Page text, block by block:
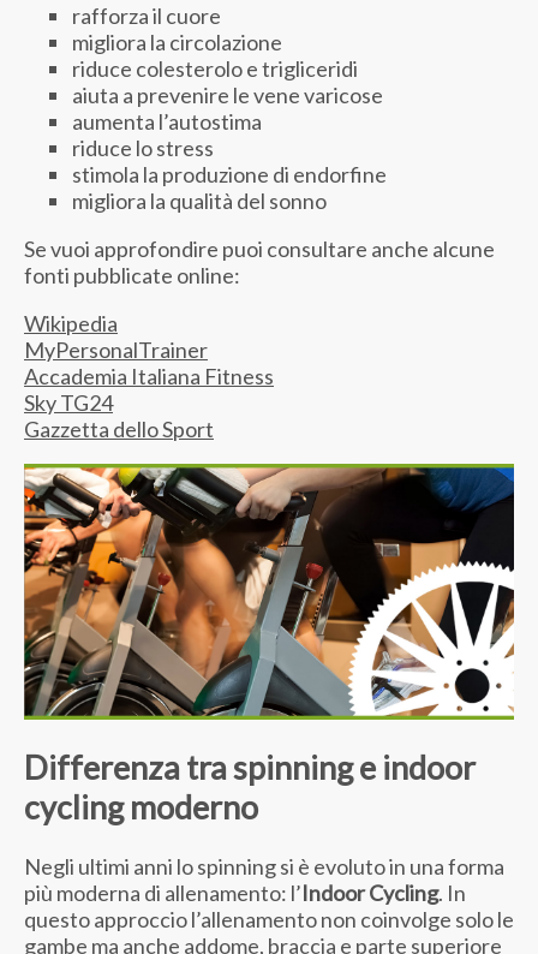
rafforza il cuore
migliora la circolazione
riduce colesterolo e trigliceridi
aiuta a prevenire le vene varicose
aumenta l’autostima
riduce lo stress
stimola la produzione di endorfine
migliora la qualità del sonno
Se vuoi approfondire puoi consultare anche alcune
fonti pubblicate online:
Wikipedia
MyPersonalTrainer
Accademia Italiana Fitness
Sky TG24
Gazzetta dello Sport
Differenza tra spinning e indoor
cycling moderno
Negli ultimi anni lo spinning si è evoluto in una forma
più moderna di allenamento: l’Indoor Cycling. In
questo approccio l’allenamento non coinvolge solo le
gambe ma anche addome, braccia e parte superiore